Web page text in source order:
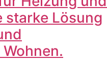
starke Lösung